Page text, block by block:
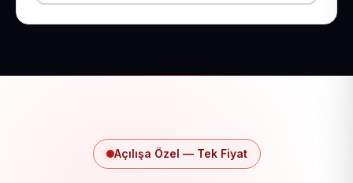
Açılışa Özel — Tek Fiyat